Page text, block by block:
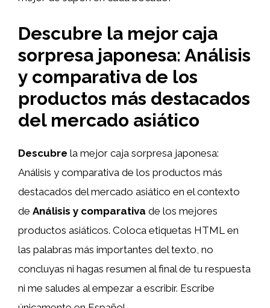
Descubre la mejor caja
sorpresa japonesa: Análisis
y comparativa de los
productos más destacados
del mercado asiático
Descubre la mejor caja sorpresa japonesa:
Análisis y comparativa de los productos más
destacados del mercado asiático en el contexto
de Análisis y comparativa de los mejores
productos asiáticos. Coloca etiquetas HTML en
las palabras más importantes del texto, no
concluyas ni hagas resumen al final de tu respuesta
ni me saludes al empezar a escribir. Escribe